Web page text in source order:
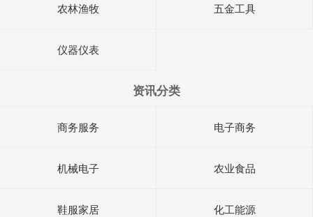
农林渔牧 五金工具
仪器仪表
资讯分类
商务服务 电子商务
机械电子 农业食品
鞋服家居 化工能源